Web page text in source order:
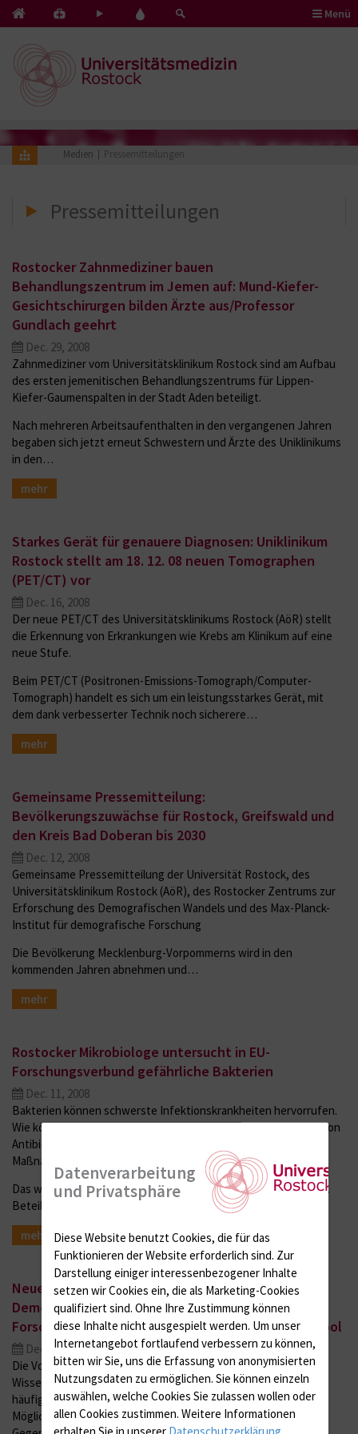
Kontakt
Notfälle
Pflege
Herz
Blut
Menü
Medien Pressemitteilungen
Pressemitteilungen
Rostocker Zahnmediziner bauen
Behandlungszentrum im Jemen auf: Mund-Kiefer-
Gesichtschirurgen bilden Ärzte aus/Professor
Gundlach geehrt
Dec. 29, 2008
Zahnmediziner vom Universitätsklinikum Rostock sind am Aufbau
des ersten jemenitischen Behandlungszentrums für Lippen-
Kiefer-Gaumenspalten in der Stadt Aden beteiligt.
Nach mehreren Arbeitsaufenthalten in den vergangenen Jahren
begaben sich jetzt erneut Schwestern und Ärzte des Uniklinikums
in den…
mehr
Starkes Gerät für genauere Diagnosen: Uniklinikum
Rostock stellt am 18. 12. 08 neuen Tomographen
(PET/CT) vor
Dec. 16, 2008
Der neue PET/CT des Universitätsklinikums Rostock (AöR) stellt
die Erkennung von Erkrankungen wie Krebs am Klinikum auf eine
neue Stufe.
Beim PET/CT (Positronen-Emissions-Tomograph/Computer-
Tomograph) handelt es sich um ein leistungsstarkes Gerät, mit
dem dank verbesserter Technik noch sicherere…
mehr
Gemeinsame Pressemitteilung:
Bevölkerungszuwächse für Rostock, Greifswald und
den Kreis Bad Doberan bis 2030
Dec. 12, 2008
Gemeinsame Pressemitteilung der Universität Rostock, des
Universitätsklinikum Rostock (AöR), des Rostocker Zentrums zur
Erforschung des Demografischen Wandels und des Max-Planck-
Institut für demografische Forschung
Die Bevölkerung Mecklenburg-Vorpommerns wird in den
kommenden Jahren abnehmen und…
mehr
Rostocker Mikrobiologe untersucht in EU-
Forschungsverbund gefährliche Bakterien
Dec. 11, 2008
Bakterien können schwerste Infektionskrankheiten hervorrufen.
Wie können diese schnell diagnostiziert und ohne den Einsatz von
Antibiotika behandelt werden? Und welche vorbeugenden
Maßnahmen helfen wirksam?
Das wollen Wissenschaftler aus ganz Europa jetzt herausfinden.
Beteiligt an dem…
mehr
Neue Ansätze zur Behandlung der Alzheimer-
Demenz: Wissenschaftler diskutieren
Forschungserfolge während der Baltic Winter School
Dec. 05, 2008
Die Vorgänge, die bei der Alzheimer-Demenz ablaufen, sind
Wissenschaftlern weitgehend bekannt. Die Ursachen dieser
häufigsten aller neurodegenerativen Erkrankungen und die
Möglichkeiten ihrer Behandlung sind allerdings noch immer
Datenverarbeitung
und Privatsphäre
Diese Website benutzt Cookies, die für das
Funktionieren der Website erforderlich sind. Zur
Darstellung einiger interessenbezogener Inhalte
setzen wir Cookies ein, die als Marketing-Cookies
qualifiziert sind. Ohne Ihre Zustimmung können
diese Inhalte nicht ausgespielt werden. Um unser
Internetangebot fortlaufend verbessern zu können,
bitten wir Sie, uns die Erfassung von anonymisierten
Nutzungsdaten zu ermöglichen. Sie können einzeln
auswählen, welche Cookies Sie zulassen wollen oder
allen Cookies zustimmen. Weitere Informationen
erhalten Sie in unserer Datenschutzerklärung.